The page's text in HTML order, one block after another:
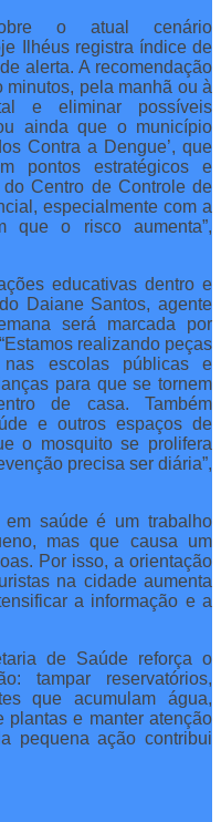
o atual cenário
Ilhéus registra índice de
alerta. A recomendação
minutos, pela manhã ou à
e eliminar possíveis
ainda que o município
Contra a Dengue’, que
pontos estratégicos e
Centro de Controle de
especialmente com a
que o risco aumenta”,
educativas dentro e
Daiane Santos, agente
será marcada por
realizando peças
escolas públicas e
para que se tornem
de casa. Também
e outros espaços de
o mosquito se prolifera
precisa ser diária”,
saúde é um trabalho
mas que causa um
Por isso, a orientação
na cidade aumenta
a informação e a
de Saúde reforça o
tampar reservatórios,
que acumulam água,
plantas e manter atenção
pequena ação contribui